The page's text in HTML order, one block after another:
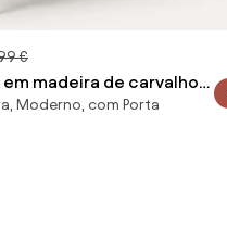
€
madeira de carvalho
Moderno, com Porta